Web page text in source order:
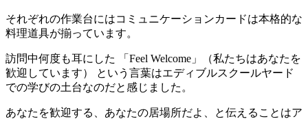
それぞれの作業台にはコミュニケーションカードは本格的な
料理道具が揃っています。
訪問中何度も耳にした 「Feel Welcome」（私たちはあなたを
歓迎しています） という言葉はエディブルスクールヤード
での学びの土台なのだと感じました。
あなたを歓迎する、あなたの居場所だよ、と伝えることはア